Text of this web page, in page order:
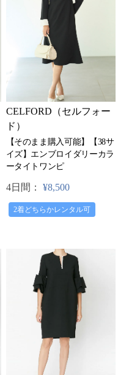
CELFORD（セルフォー
ド）
【そのまま購入可能】【38サ
イズ】エンブロイダリーカラ
ータイトワンピ
4日間： ¥8,500
2着どちらかレンタル可